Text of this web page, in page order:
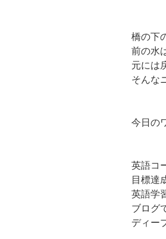
橋の下
前の水
元には
そんな
今日の
英語コ
目標達
英語学
ブログ
ディー